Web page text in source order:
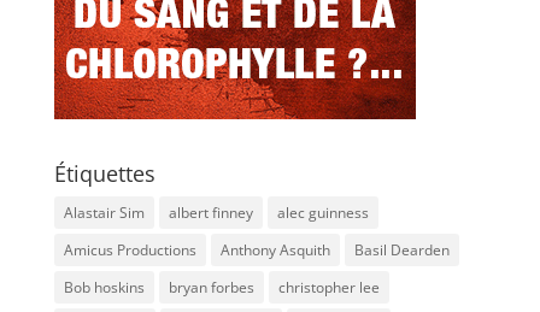
Étiquettes
Alastair Sim albert finney
alec guinness
Amicus Productions
Anthony Asquith
Basil Dearden
Bob hoskins
bryan forbes
christopher lee